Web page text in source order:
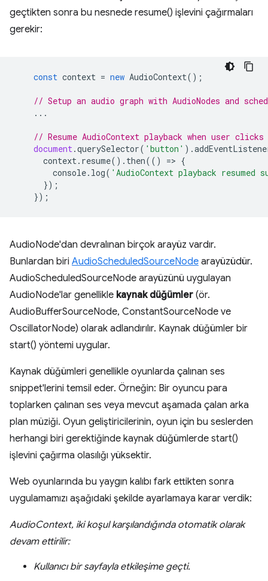
geçtikten sonra bu nesnede resume() işlevini çağırmaları
gerekir:
const context = new AudioContext();
// Setup an audio graph with AudioNodes and
...
// Resume AudioContext playback when user
document.querySelector( 'button' ).
context. resume(). then(() => {
console. log( 'AudioContext playback resumed
});
});
AudioNode'dan devralınan birçok arayüz vardır.
Bunlardan biri AudioScheduledSourceNode arayüzüdür.
AudioScheduledSourceNode arayüzünü uygulayan
AudioNode'lar genellikle kaynak düğümler (ör.
AudioBufferSourceNode, ConstantSourceNode ve
OscillatorNode) olarak adlandırılır. Kaynak düğümler bir
start() yöntemi uygular.
Kaynak düğümleri genellikle oyunlarda çalınan ses
snippet'lerini temsil eder. Örneğin: Bir oyuncu para
toplarken çalınan ses veya mevcut aşamada çalan arka
plan müziği. Oyun geliştiricilerinin, oyun için bu seslerden
herhangi biri gerektiğinde kaynak düğümlerde start()
işlevini çağırma olasılığı yüksektir.
Web oyunlarında bu yaygın kalıbı fark ettikten sonra
uygulamamızı aşağıdaki şekilde ayarlamaya karar verdik:
AudioContext, iki koşul karşılandığında otomatik olarak
devam ettirilir:
Kullanıcı bir sayfayla etkileşime geçti.